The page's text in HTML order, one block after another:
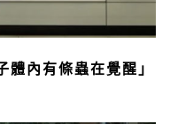
內有條蟲在覺醒」